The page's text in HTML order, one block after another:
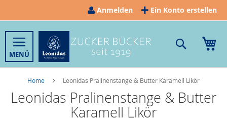
zum
Inhalt
Anmelden Ein Konto erstellen
Suche
Home Leonidas Pralinenstange & Butter Karamell Likör
Leonidas Pralinenstange & Butter
Karamell Likör